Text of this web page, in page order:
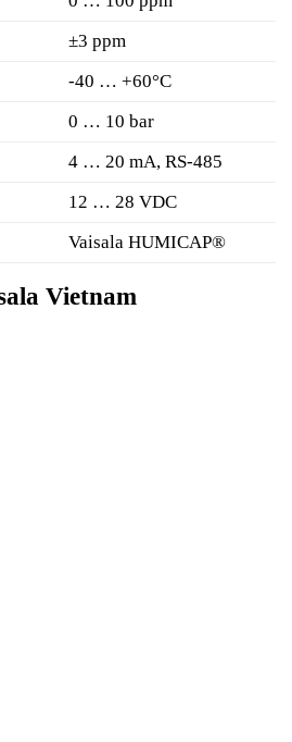
±3 ppm
-40 … +60°C
0 … 10 bar
4 … 20 mA, RS-485
12 … 28 VDC
Vaisala HUMICAP®
Vietnam